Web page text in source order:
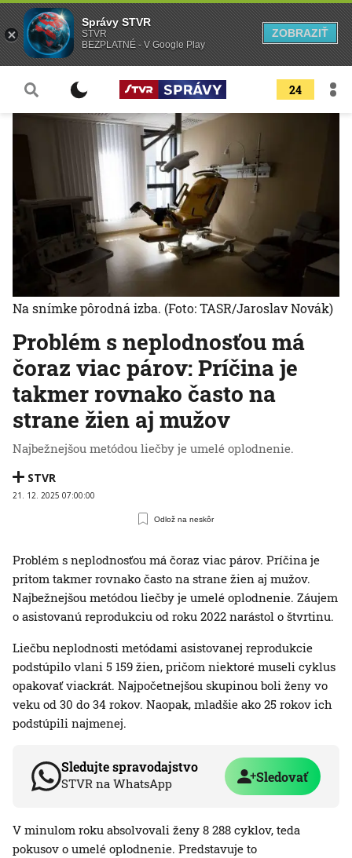
24
Problém s neplodnosťou má
čoraz viac párov: Príčina je
takmer rovnako často na
strane žien aj mužov
Najbežnejšou metódou liečby je umelé oplodnenie.
STVR
21. 12. 2025 07:00:00
Odlož na neskôr
Na snímke pôrodná izba. (Foto: TASR/Jaroslav Novák)
Problém s neplodnosťou má čoraz viac párov. Príčina je
pritom takmer rovnako často na strane žien aj mužov.
Najbežnejšou metódou liečby je umelé oplodnenie. Záujem
o asistovanú reprodukciu od roku 2022 narástol o štvrtinu.
Liečbu neplodnosti metódami asistovanej reprodukcie
podstúpilo vlani 5 159 žien, pričom niektoré museli cyklus
opakovať viackrát. Najpočetnejšou skupinou boli ženy vo
veku od 30 do 34 rokov. Naopak, mladšie ako 25 rokov ich
podstúpili najmenej.
Sledujte spravodajstvo
STVR na WhatsApp Sledovať
V minulom roku absolvovali ženy 8 288 cyklov, teda
pokusov o umelé oplodnenie. Predstavuje to
Správy STVR
STVR
BEZPLATNÉ - V Google Play
ZOBRAZIŤ